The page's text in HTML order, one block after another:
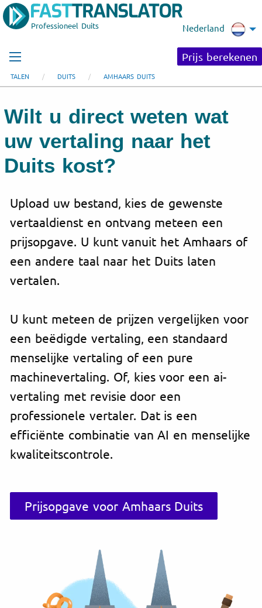
Professioneel Duits Nederland
Prijs berekenen
TALEN DUITS AMHAARS DUITS
Wilt u direct weten wat
uw vertaling naar het
Duits kost?
Upload uw bestand, kies de gewenste
vertaaldienst en ontvang meteen een
prijsopgave. U kunt vanuit het Amhaars of
een andere taal naar het Duits laten
vertalen.
U kunt meteen de prijzen vergelijken voor
een beëdigde vertaling, een standaard
menselijke vertaling of een pure
machinevertaling. Of, kies voor een ai-
vertaling met revisie door een
professionele vertaler. Dat is een
efficiënte combinatie van AI en menselijke
kwaliteitscontrole.
Prijsopgave voor Amhaars Duits